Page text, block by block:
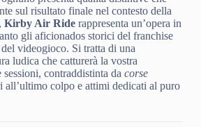
sul risultato finale nel contesto della
Kirby Air Riderappresenta un’opera in
gli aficionados storici del franchise
videogioco. Si tratta di una
ludica che catturerà la vostra
contraddistinta da corse
all’ultimo colpo e attimi dedicati al puro